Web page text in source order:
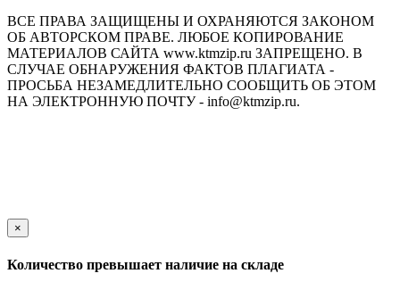
ВСЕ ПРАВА ЗАЩИЩЕНЫ И ОХРАНЯЮТСЯ ЗАКОНОМ
ОБ АВТОРСКОМ ПРАВЕ. ЛЮБОЕ КОПИРОВАНИЕ
МАТЕРИАЛОВ САЙТА www.ktmzip.ru ЗАПРЕЩЕНО. В
СЛУЧАЕ ОБНАРУЖЕНИЯ ФАКТОВ ПЛАГИАТА -
ПРОСЬБА НЕЗАМЕДЛИТЕЛЬНО СООБЩИТЬ ОБ ЭТОМ
НА ЭЛЕКТРОННУЮ ПОЧТУ - info@ktmzip.ru.
×
Количество превышает наличие на складе